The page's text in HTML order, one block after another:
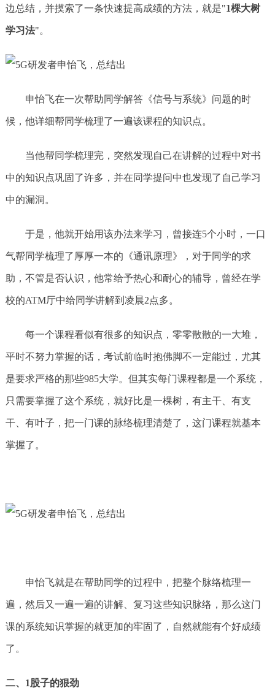
边总结，并摸索了一条快速提高成绩的方法，就是"1棵大树
学习法"。
申怡飞在一次帮助同学解答《信号与系统》问题的时
候，他详细帮同学梳理了一遍该课程的知识点。
当他帮同学梳理完，突然发现自己在讲解的过程中对书
中的知识点巩固了许多，并在同学提问中也发现了自己学习
中的漏洞。
于是，他就开始用该办法来学习，曾接连5个小时，一口
气帮同学梳理了厚厚一本的《通讯原理》，对于同学的求
助，不管是否认识，他常给予热心和耐心的辅导，曾经在学
校的ATM厅中给同学讲解到凌晨2点多。
每一个课程看似有很多的知识点，零零散散的一大堆，
平时不努力掌握的话，考试前临时抱佛脚不一定能过，尤其
是要求严格的那些985大学。但其实每门课程都是一个系统，
只需要掌握了这个系统，就好比是一棵树，有主干、有支
干、有叶子，把一门课的脉络梳理清楚了，这门课程就基本
掌握了。
申怡飞就是在帮助同学的过程中，把整个脉络梳理一
遍，然后又一遍一遍的讲解、复习这些知识脉络，那么这门
课的系统知识掌握的就更加的牢固了，自然就能有个好成绩
了。
二、1股子的狠劲